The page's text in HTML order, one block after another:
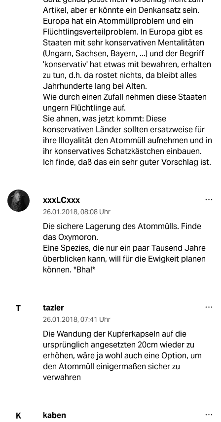
Artikel, aber er könnte ein Denkansatz sein.
Europa hat ein Atommüllproblem und ein
Flüchtlingsverteilproblem. In Europa gibt es
Staaten mit sehr konservativen Mentalitäten
(Ungarn, Sachsen, Bayern, ...) und der Begriff
'konservativ' hat etwas mit bewahren, erhalten
zu tun, d.h. da rostet nichts, da bleibt alles
Jahrhunderte lang bei Alten.
Wie durch einen Zufall nehmen diese Staaten
ungern Flüchtlinge auf.
Sie ahnen, was jetzt kommt: Diese
konservativen Länder sollten ersatzweise für
ihre Illoyalität den Atommüll aufnehmen und in
ihr konservatives Schatzkästchen einbauen.
Ich finde, daß das ein sehr guter Vorschlag ist.
xxxLCxxx
26.01.2018, 08:08 Uhr
Die sichere Lagerung des Atommülls. Finde
das Oxymoron.
Eine Spezies, die nur ein paar Tausend Jahre
überblicken kann, will für die Ewigkeit planen
können. *Bha!*
T tazler
26.01.2018, 07:41 Uhr
Die Wandung der Kupferkapseln auf die
ursprünglich angesetzten 20cm wieder zu
erhöhen, wäre ja wohl auch eine Option, um
den Atommüll einigermaßen sicher zu
verwahren
K kaben